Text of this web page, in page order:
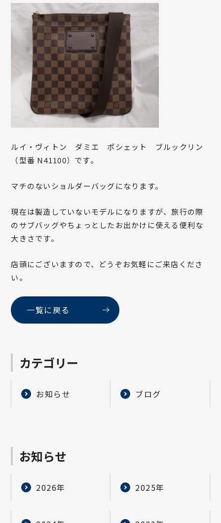
ルイ・ヴィトン ダミエ ポシェット ブルックリン
（型番 N41100）です。
マチのないショルダーバッグになります。
現在は製造していないモデルになりますが、旅行の際
のサブバッグやちょっとしたお出かけに使える便利な
大きさです。
店頭にございますので、どうぞお気軽にご来店くださ
い。
一覧に戻る
カテゴリー
お知らせ ブログ
お知らせ
2026年 2025年